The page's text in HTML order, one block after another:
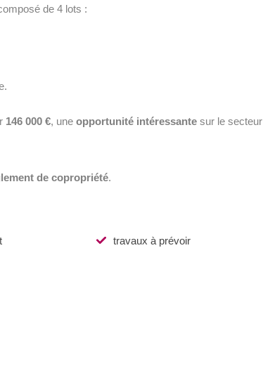
de 4 lots :
146 000 €, une opportunité intéressante sur le secteur
de copropriété.
travaux à prévoir